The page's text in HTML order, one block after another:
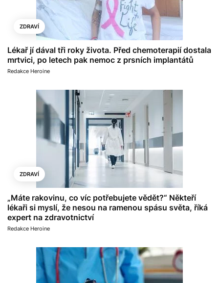
ZDRAVÍ
Lékař jí dával tři roky života. Před chemoterapií dostala
mrtvici, po letech pak nemoc z prsních implantátů
Redakce Heroine
ZDRAVÍ
„Máte rakovinu, co víc potřebujete vědět?“ Někteří
lékaři si myslí, že nesou na ramenou spásu světa, říká
expert na zdravotnictví
Redakce Heroine